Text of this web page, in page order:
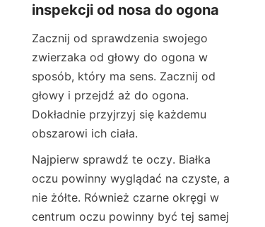
inspekcji od nosa do ogona
Zacznij od sprawdzenia swojego
zwierzaka od głowy do ogona w
sposób, który ma sens. Zacznij od
głowy i przejdź aż do ogona.
Dokładnie przyjrzyj się każdemu
obszarowi ich ciała.
Najpierw sprawdź te oczy. Białka
oczu powinny wyglądać na czyste, a
nie żółte. Również czarne okręgi w
centrum oczu powinny być tej samej